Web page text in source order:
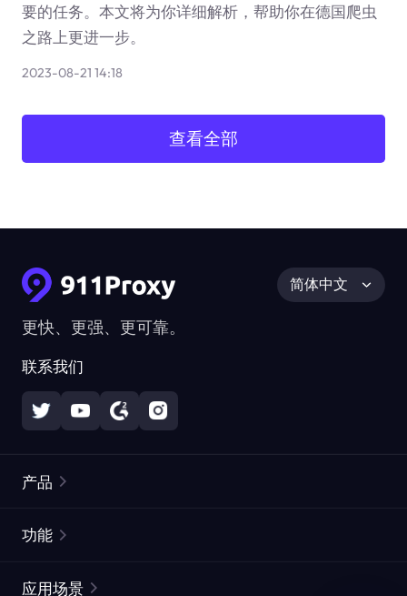
要的任务。本文将为你详细解析，帮助你在德国爬虫
之路上更进一步。
2023-08-21 14:18
查看全部
更快、更强、更可靠。
联系我们
简体中文
产品
静态住宅代理
功能
应用场景